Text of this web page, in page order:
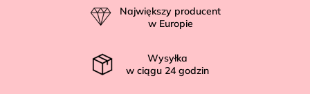
Największy producent
w Europie
Wysyłka
w ciągu 24 godzin